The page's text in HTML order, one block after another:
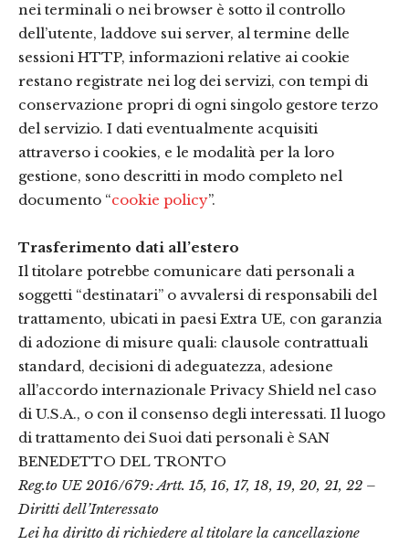
nei terminali o nei browser è sotto il controllo
dell’utente, laddove sui server, al termine delle
sessioni HTTP, informazioni relative ai cookie
restano registrate nei log dei servizi, con tempi di
conservazione propri di ogni singolo gestore terzo
del servizio. I dati eventualmente acquisiti
attraverso i cookies, e le modalità per la loro
gestione, sono descritti in modo completo nel
documento “cookie policy”.
Trasferimento dati all’estero
Il titolare potrebbe comunicare dati personali a
soggetti “destinatari” o avvalersi di responsabili del
trattamento, ubicati in paesi Extra UE, con garanzia
di adozione di misure quali: clausole contrattuali
standard, decisioni di adeguatezza, adesione
all’accordo internazionale Privacy Shield nel caso
di U.S.A., o con il consenso degli interessati. Il luogo
di trattamento dei Suoi dati personali è SAN
BENEDETTO DEL TRONTO
Reg.to UE 2016/679: Artt. 15, 16, 17, 18, 19, 20, 21, 22 –
Diritti dell’Interessato
Lei ha diritto di richiedere al titolare la cancellazione